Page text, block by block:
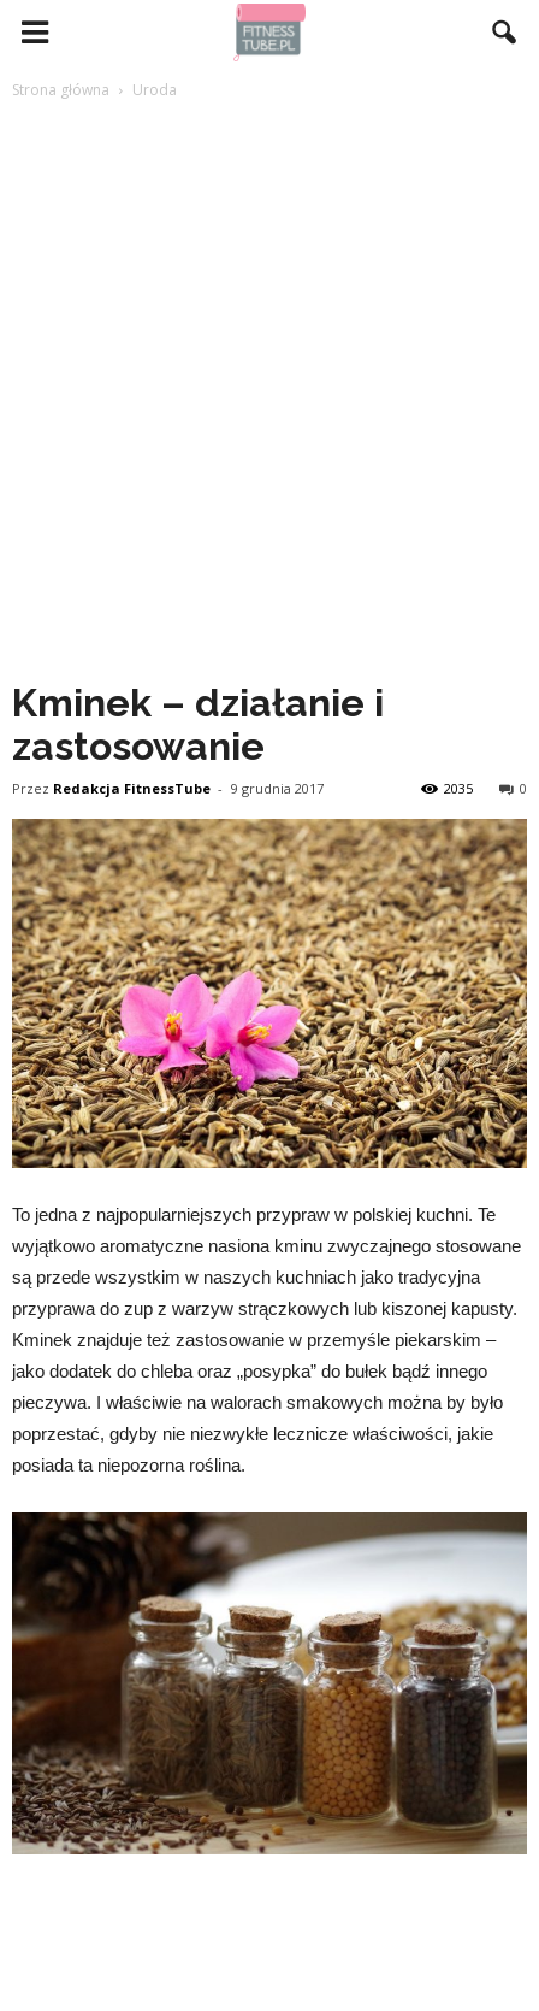
Strona główna Uroda
Kminek – działanie i
zastosowanie
Przez Redakcja FitnessTube - 9 grudnia 2017 0
2035
To jedna z najpopularniejszych przypraw w polskiej kuchni. Te
wyjątkowo aromatyczne nasiona kminu zwyczajnego stosowane
są przede wszystkim w naszych kuchniach jako tradycyjna
przyprawa do zup z warzyw strączkowych lub kiszonej kapusty.
Kminek znajduje też zastosowanie w przemyśle piekarskim –
jako dodatek do chleba oraz „posypka” do bułek bądź innego
pieczywa. I właściwie na walorach smakowych można by było
poprzestać, gdyby nie niezwykłe lecznicze właściwości, jakie
posiada ta niepozorna roślina.